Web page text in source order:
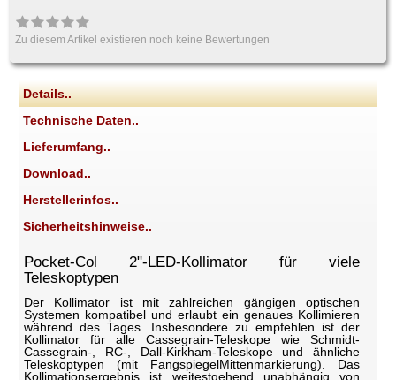
Zu diesem Artikel existieren noch keine Bewertungen
Details..
Technische Daten..
Lieferumfang..
Download..
Herstellerinfos..
Sicherheitshinweise..
Pocket-Col 2"-LED-Kollimator für viele
Teleskoptypen
Der Kollimator ist mit zahlreichen gängigen optischen
Systemen kompatibel und erlaubt ein genaues Kollimieren
während des Tages. Insbesondere zu empfehlen ist der
Kollimator für alle Cassegrain-Teleskope wie Schmidt-
Cassegrain-, RC-, Dall-Kirkham-Teleskope und ähnliche
Teleskoptypen (mit FangspiegelMittenmarkierung). Das
Kollimationsergebnis ist weitestgehend unabhängig von